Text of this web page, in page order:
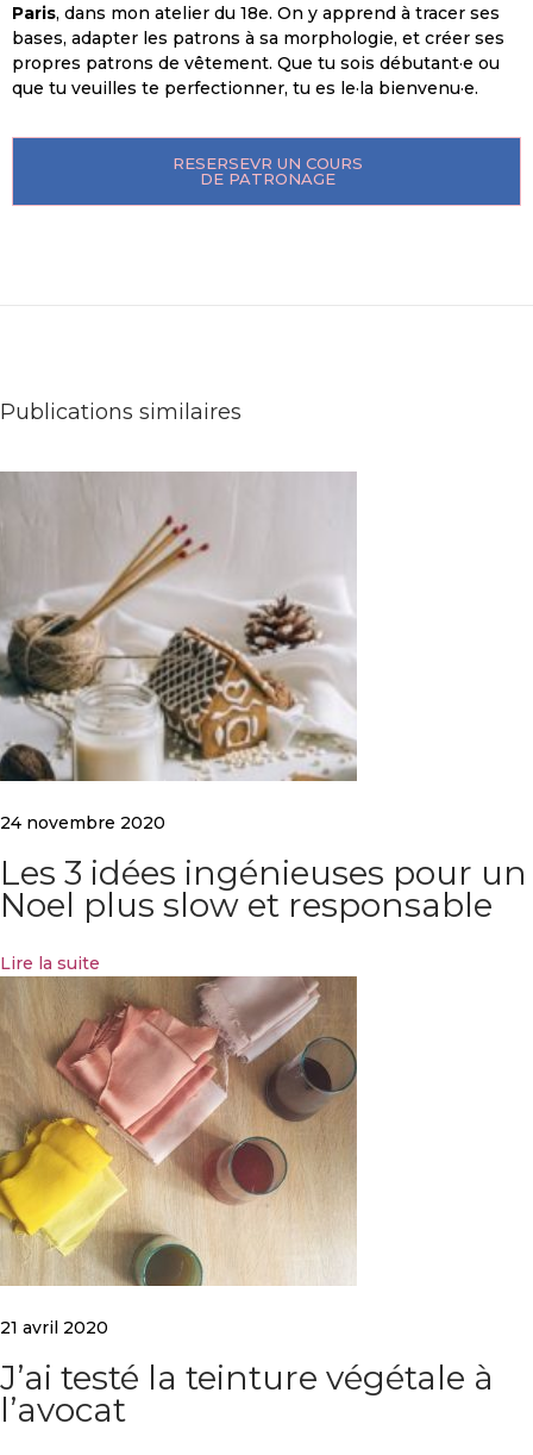
Paris, dans mon atelier du 18e. On y apprend à tracer ses
bases, adapter les patrons à sa morphologie, et créer ses
propres patrons de vêtement. Que tu sois débutant·e ou
que tu veuilles te perfectionner, tu es le·la bienvenu·e.
RESERSEVR UN COURS
DE PATRONAGE
e
u
s
e
s
o
u
u
N
o
l
p
u
o
w
e
t
r
o
s
Publications similaires
24 novembre 2020
Les 3 idées ingénieuses pour un
Noel plus slow et responsable
Lire la suite
21 avril 2020
J’ai testé la teinture végétale à
l’avocat